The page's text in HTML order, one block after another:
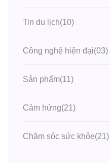
Tin du lịch(10)
Công nghệ hiện đại(03)
Sản phẩm(11)
Cảm hứng(21)
Chăm sóc sức khỏe(21)